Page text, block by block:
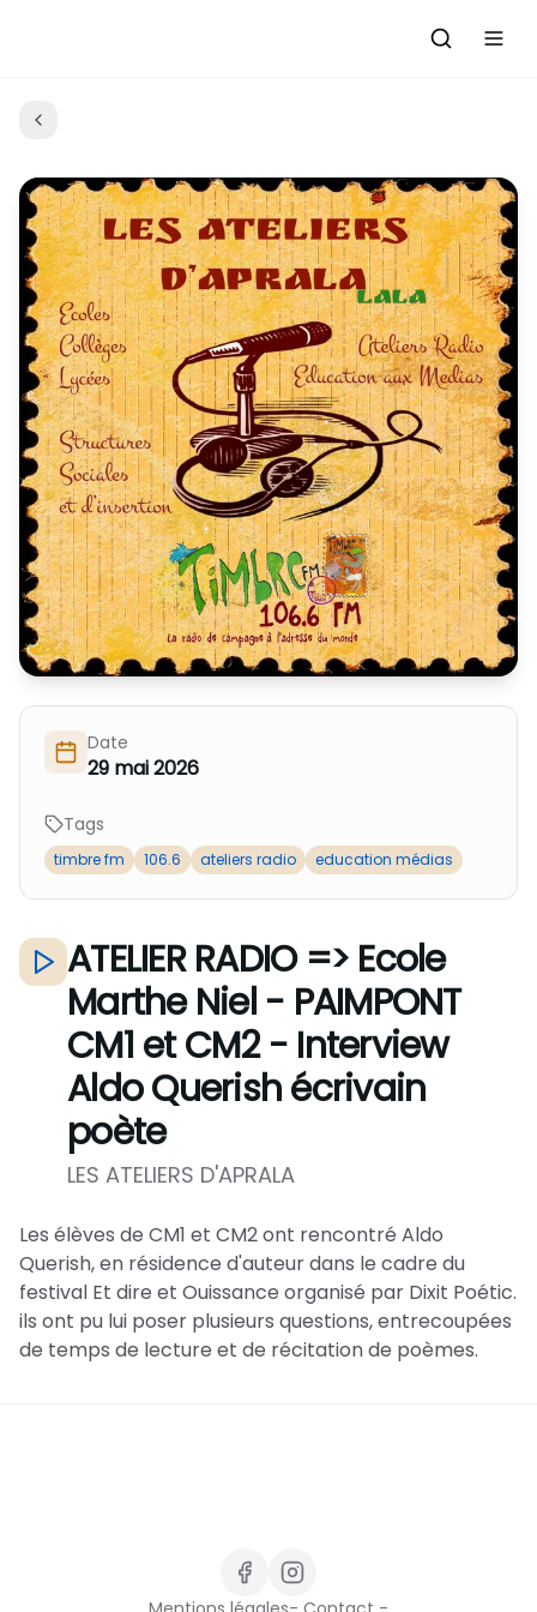
Actualités
Evénements à venir
Emissions
Grille des Programmes
C'était quoi ce morceau?
L'Association
L'équipe et les bénévoles
Nous rejoindre : Participer
Les Ateliers Radio
Les créations des Ateliers
Nos prestations
Nous Soutenir / Adhérer
J'adhère
Je fais un don
Exprime ton soutien
Nous Contacter
La newsletter
Date
29 mai 2026
Tags
timbre fm 106.6 ateliers radio education médias
ATELIER RADIO => Ecole
Marthe Niel - PAIMPONT
CM1 et CM2 - Interview
Aldo Querish écrivain
poète
LES ATELIERS D'APRALA
Les élèves de CM1 et CM2 ont rencontré Aldo
Querish, en résidence d'auteur dans le cadre du
festival Et dire et Ouissance organisé par Dixit Poétic.
ils ont pu lui poser plusieurs questions, entrecoupées
de temps de lecture et de récitation de poèmes.